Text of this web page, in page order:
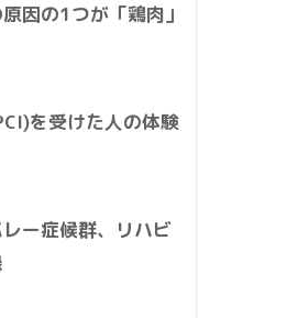
因の1つが「鶏肉」
を受けた人の体験
ー症候群、リハビ